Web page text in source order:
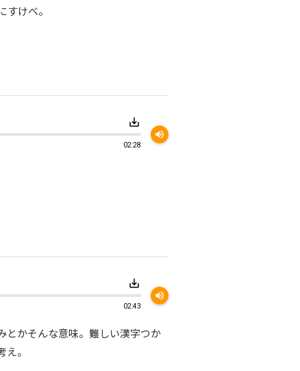
けべ。
save_alt
02:28
volume_up
save_alt
02:43
volume_up
とかそんな意味。難しい漢字つか
。